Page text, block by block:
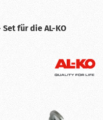
für die AL-KO